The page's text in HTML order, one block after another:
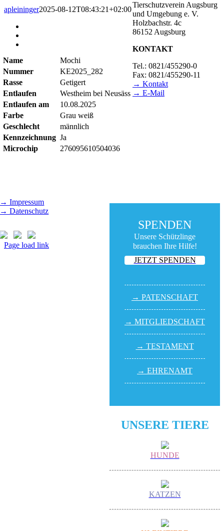
apleininger2025-08-12T08:43:21+02:00
Name
Mochi
Nummer
KE2025_282
Rasse
Getigert
Entlaufen
Westheim bei Neusäss
Entlaufen am
10.08.2025
Farbe
Grau weiß
Geschlecht
männlich
Kennzeichnung Ja
Microchip
276095610504036
SPENDEN
Unsere Schützlinge
brauchen Ihre Hilfe!
JETZT SPENDEN
→ PATEN­SCHAFT
→ MITGLIED­SCHAFT
→ TESTA­MENT
→ EHREN­AMT
UNSERE TIERE
HUNDE
KATZEN
Tierschutzverein Augsburg
und Umgebung e. V.
Holzbachstr. 4c
86152 Augsburg
KONTAKT
Tel.: 0821/455290-0
Fax: 0821/455290-11
→ Kontakt
→ E-Mail
→ Impressum
→ Datenschutz
Page load link